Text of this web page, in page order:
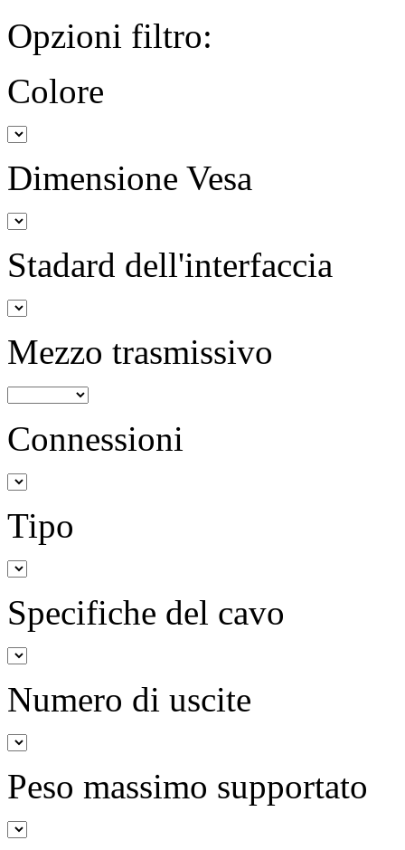
Opzioni filtro:
Colore
Dimensione Vesa
Stadard dell'interfaccia
Mezzo trasmissivo
Connessioni
Tipo
Specifiche del cavo
Numero di uscite
Peso massimo supportato